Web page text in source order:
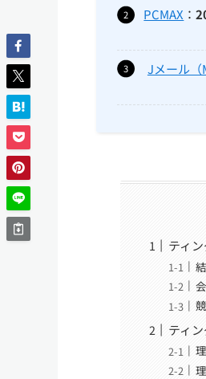
PCMAX ：
Jメール（
ティ
ティ